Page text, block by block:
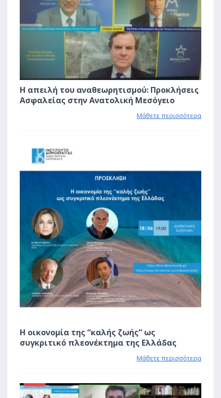
Η απειλή του αναθεωρητισμού: Προκλήσεις
Ασφαλείας στην Ανατολική Μεσόγειο
Μάθετε περισσότερα
Η οικονομία της “καλής ζωής” ως
συγκριτικό πλεονέκτημα της Ελλάδας
Μάθετε περισσότερα